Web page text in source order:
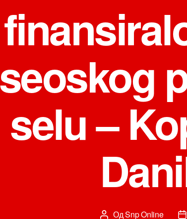
seoskog
selu –
Аутор
ОдSnp Online